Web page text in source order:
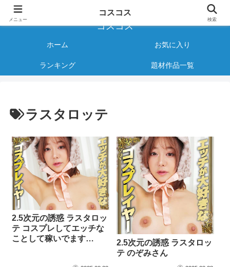
様々なジャンルのコスプレAVをご紹介する情報サイト
コスコス
ホーム お気に入り
ランキング 題材作品一覧
ラスタロッテ
2.5次元の誘惑 ラスタロッ
テ コスプレしてエッチな
ことして稼いでます…
2.5次元の誘惑 ラスタロッ
テ のぞみさん
メニュー
コスコス
検索